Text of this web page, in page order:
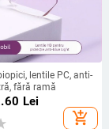
lentile PC, anti-
fără ramă
Lei
add_shopping_cart